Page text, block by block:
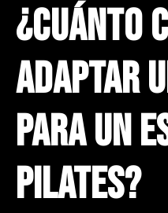
¿Cuánto
adaptar
para un
Pilates?